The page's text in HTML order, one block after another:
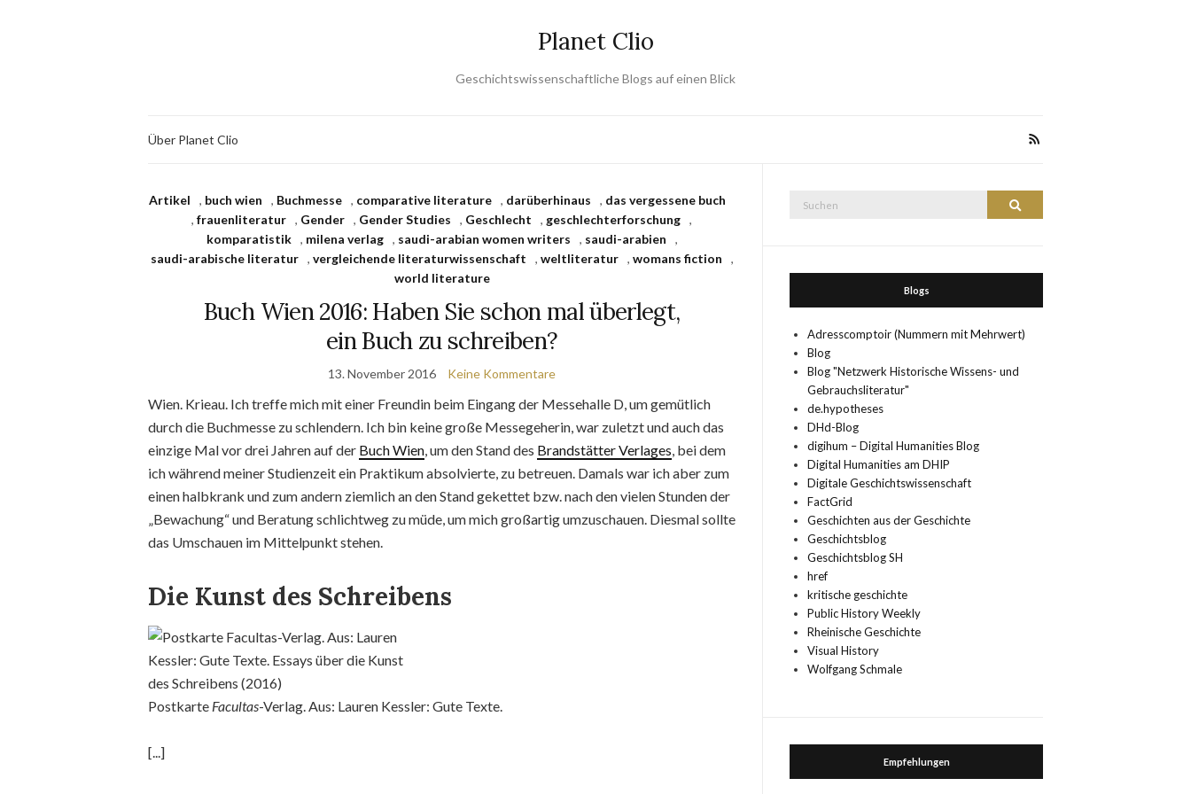
Planet Clio
Geschichtswissenschaftliche Blogs auf einen Blick
Über Planet Clio
Artikel , buch wien , Buchmesse , comparative literature , darüberhinaus , das vergessene buch
,frauenliteratur , Gender , Gender Studies , Geschlecht , geschlechterforschung ,
komparatistik
, milena verlag , saudi-arabian women writers , saudi-arabien
,
saudi-arabische literatur
, vergleichende literaturwissenschaft , weltliteratur , womans fiction
,
world literature
Buch Wien 2016: Haben Sie schon mal überlegt,
ein Buch zu schreiben?
13. November 2016 Keine Kommentare
Wien. Krieau. Ich treffe mich mit einer Freundin beim Eingang der Messehalle D, um gemütlich
durch die Buchmesse zu schlendern. Ich bin keine große Messegeherin, war zuletzt und auch das
einzige Mal vor drei Jahren auf der Buch Wien, um den Stand des Brandstätter Verlages, bei dem
ich während meiner Studienzeit ein Praktikum absolvierte, zu betreuen. Damals war ich aber zum
einen halbkrank und zum andern ziemlich an den Stand gekettet bzw. nach den vielen Stunden der
„Bewachung“ und Beratung schlichtweg zu müde, um mich großartig umzuschauen. Diesmal sollte
das Umschauen im Mittelpunkt stehen.
Die Kunst des Schreibens
Postkarte Facultas-Verlag. Aus: Lauren Kessler: Gute Texte.
[...]
Suchen
Blogs
Adresscomptoir (Nummern mit Mehrwert)
Blog
Blog "Netzwerk Historische Wissens- und
Gebrauchsliteratur"
de.hypotheses
DHd-Blog
digihum – Digital Humanities Blog
Digital Humanities am DHIP
Digitale Geschichtswissenschaft
FactGrid
Geschichten aus der Geschichte
Geschichtsblog
Geschichtsblog SH
href
kritische geschichte
Public History Weekly
Rheinische Geschichte
Visual History
Wolfgang Schmale
Empfehlungen